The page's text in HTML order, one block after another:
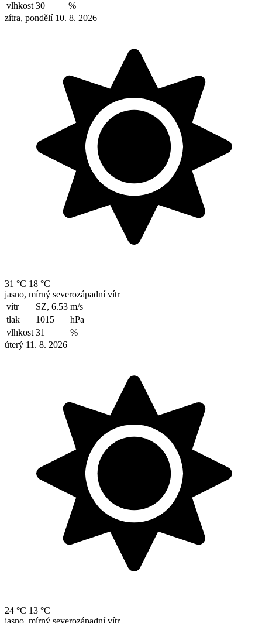
vlhkost 30
%
zítra, pondělí 10. 8. 2026
31 °C 18 °C
jasno, mírný severozápadní vítr
vítr
SZ, 6.53 m/s
tlak
1015
hPa
vlhkost 31
%
úterý 11. 8. 2026
24 °C 13 °C